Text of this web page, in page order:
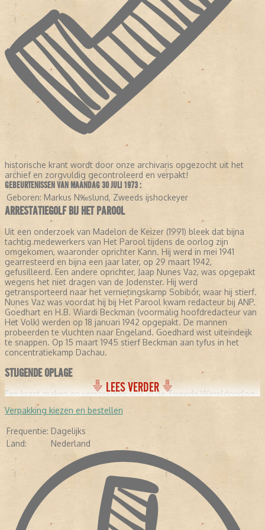
historische krant wordt door onze archivaris opgezocht uit het
archief en zorgvuldig gecontroleerd en verpakt!
GEBEURTENISSEN VAN MAANDAG 30 JULI 1973 :
Geboren: Markus N‰slund, Zweeds ijshockeyer
ARRESTATIEGOLF BIJ HET PAROOL
Uit een onderzoek van Madelon de Keizer (1991) bleek dat bijna
tachtig medewerkers van Het Parool tijdens de oorlog zijn
omgekomen, waaronder oprichter Kann. Hij werd in mei 1941
gearresteerd en bijna een jaar later, op 29 maart 1942,
gefusilleerd. Een andere oprichter, Jaap Nunes Vaz, was opgepakt
wegens het niet dragen van de Jodenster. Hij werd
getransporteerd naar het vernietingskamp Sobibór, waar hij stierf.
Nunes Vaz was voordat hij bij Het Parool kwam redacteur bij ANP.
Goedhart en H.B. Wiardi Beckman (voormalig hoofdredacteur van
Het Volk) werden op 18 januari 1942 opgepakt. De mannen
probeerden te vluchten naar Engeland. Goedhard wist uiteindeijk
te snappen. Op 15 maart 1945 stierf Beckman aan tyfus in het
concentratiekamp Dachau.
STIJGENDE OPLAGE
Een krant maken en verspreiden was in de Tweede Wereldoorlog
gevaarlijk. De overgebleven redacteurs lieten zich niet uit het veld
slaan. Kees de Groot, een jurist, kreeg hulp van Gerrit Jan van
Heuven Goedhart. De laatste had voor de oorlog gewerkt als
hoofdredacteur bij Utrechts Nieuwsblad. Frans Goedhart voegde
zich bij hen, nadat hij was ontsnapt uit Kamp Vught. Een vruchtbare
samenwerking bleek. De oplage steeg van 10.000 exemplaren
naar 100.000 exemplaren.
In januari 1944 sloot Simon Carmiggelt zich aan bij Het Parool. Hij
nam de plaats in van Van Heuven Goedhart, die vanwege een
tweede arrestatiegolf naar Engeland vluchtte. In totaal werden
vijftien mensen bij Het Parool gearresteerd. Acht mannen werden
vrijgesproken. De redacteuren wisten het alsnog voor elkaar te
LEES VERDER
Verpakking kiezen en bestellen
Frequentie: Dagelijks
Land:
Nederland